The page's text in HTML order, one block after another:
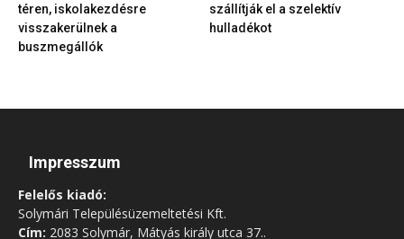
téren, iskolakezdésre
visszakerülnek a
buszmegállók
szállítják el a szelektív
hulladékot
Impresszum
Felelős kiadó:
Solymári Településüzemeltetési Kft.
Cím: 2083 Solymár, Mátyás király utca 37..